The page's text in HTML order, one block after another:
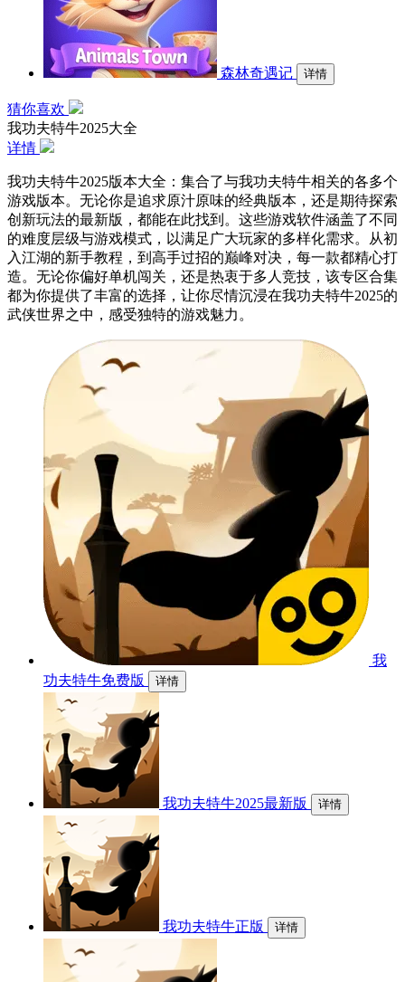
森林奇遇记 详情
猜你喜欢
我功夫特牛2025大全
详情
我功夫特牛2025版本大全：集合了与我功夫特牛相关的各多个
游戏版本。无论你是追求原汁原味的经典版本，还是期待探索
创新玩法的最新版，都能在此找到。这些游戏软件涵盖了不同
的难度层级与游戏模式，以满足广大玩家的多样化需求。从初
入江湖的新手教程，到高手过招的巅峰对决，每一款都精心打
造。无论你偏好单机闯关，还是热衷于多人竞技，该专区合集
都为你提供了丰富的选择，让你尽情沉浸在我功夫特牛2025的
武侠世界之中，感受独特的游戏魅力。
我
功夫特牛免费版
详情
我功夫特牛2025最新版 详情
我功夫特牛正版 详情